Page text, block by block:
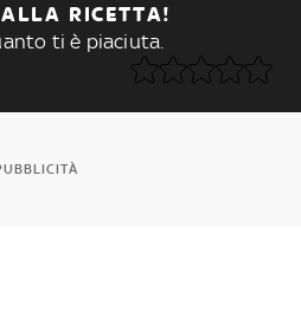
RICETTA!
ti è piaciuta.